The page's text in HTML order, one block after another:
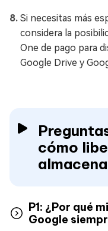
Si necesitas más
considera la
One de pago para
Google Drive y
cómo
P1: ¿Por qué
Google